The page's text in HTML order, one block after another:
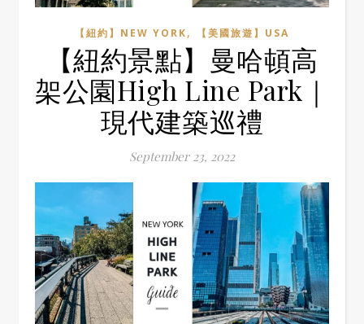
【紐約】NEW YORK, 【美國旅遊】USA
【紐約景點】曼哈頓高
架公園High Line Park｜
現代建築巡禮
September 23, 2022